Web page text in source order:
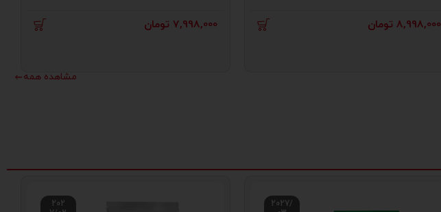
8,998,000 تومان 7,998,000 تومان
مشاهده همه
2027/
202